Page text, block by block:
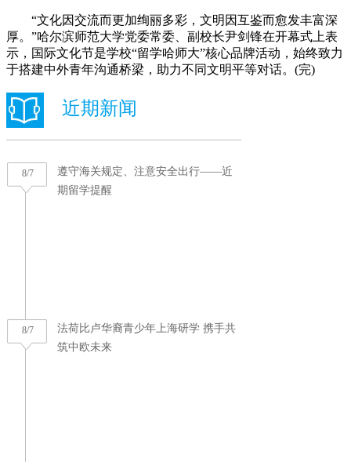
“文化因交流而更加绚丽多彩，文明因互鉴而愈发丰富深
厚。”哈尔滨师范大学党委常委、副校长尹剑锋在开幕式上表
示，国际文化节是学校“留学哈师大”核心品牌活动，始终致力
于搭建中外青年沟通桥梁，助力不同文明平等对话。(完)